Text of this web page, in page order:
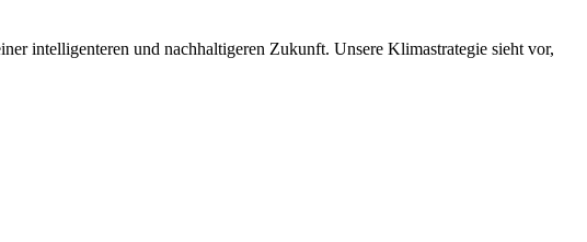
intelligenteren und nachhaltigeren Zukunft. Unsere Klimastrategie sieht vor,